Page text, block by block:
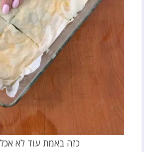
כזה באמת עוד לא